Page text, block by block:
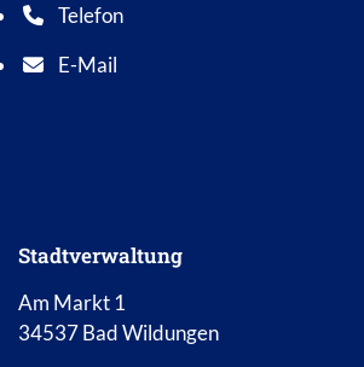
Telefon
Telefonnummer: 0 5 6 2 1 7 0 1 0
E-Mail
E-Mail Adresse: info@bad-wildungen.de
Stadtverwaltung
Am Markt 1
34537 Bad Wildungen